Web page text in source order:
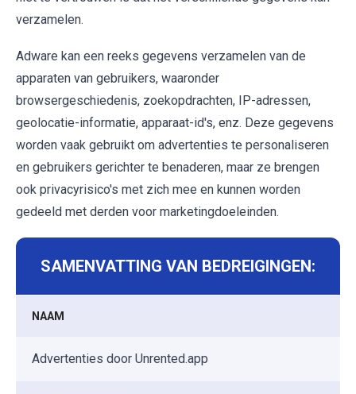
verzamelen.
Adware kan een reeks gegevens verzamelen van de
apparaten van gebruikers, waaronder
browsergeschiedenis, zoekopdrachten, IP-adressen,
geolocatie-informatie, apparaat-id's, enz. Deze gegevens
worden vaak gebruikt om advertenties te personaliseren
en gebruikers gerichter te benaderen, maar ze brengen
ook privacyrisico's met zich mee en kunnen worden
gedeeld met derden voor marketingdoeleinden.
SAMENVATTING VAN BEDREIGINGEN:
NAAM
Advertenties door Unrented.app